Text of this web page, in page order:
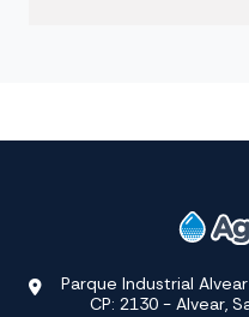
Parque Industrial
CP: 2130 - Alvear,